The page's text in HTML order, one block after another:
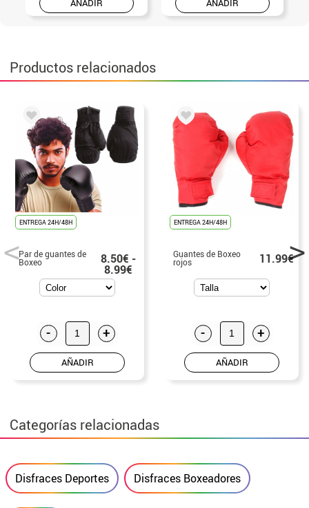
AÑADIR AÑADIR
Productos relacionados
ENTREGA 24H/48H
Par de guantes de
Boxeo 8.50€ -
8.99€
- +
AÑADIR
ENTREGA 24H/48H
Guantes de Boxeo
rojos 11.99€
- +
AÑADIR
Categorías relacionadas
Disfraces Deportes Disfraces Boxeadores